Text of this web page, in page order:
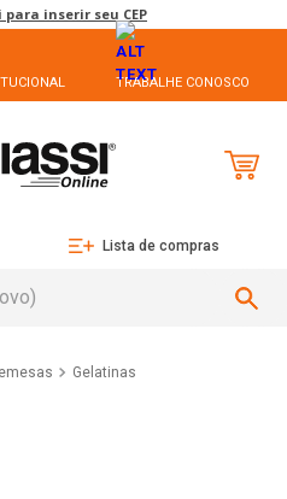
inserir seu CEP
TRABALHE CONOSCO
Lista de compras
Gelatinas